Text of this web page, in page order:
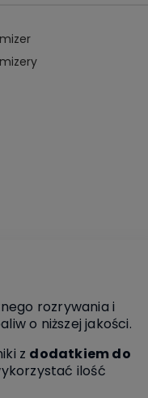
rozrywania i
o niższej jakości.
z dodatkiem do
ilość